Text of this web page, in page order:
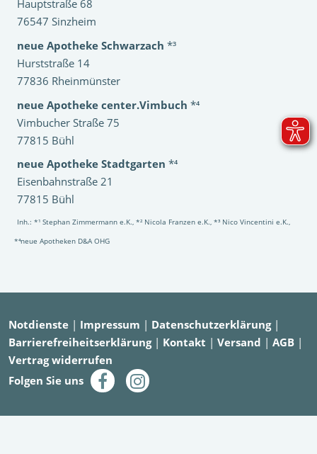
Hauptstraße 68
76547 Sinzheim
neue Apotheke Schwarzach *³
Hurststraße 14
77836 Rheinmünster
neue Apotheke center.Vimbuch *⁴
Vimbucher Straße 75
77815 Bühl
neue Apotheke Stadtgarten *⁴
Eisenbahnstraße 21
77815 Bühl
Inh.: *¹ Stephan Zimmermann e.K., *² Nicola Franzen e.K., *³ Nico Vincentini e.K.,
*⁴neue Apotheken D&A OHG
Notdienste | Impressum | Datenschutzerklärung|
Barrierefreiheitserklärung| Kontakt | Versand | AGB |
Vertrag widerrufen
Folgen Sie uns